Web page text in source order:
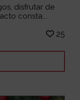
disfrutar de
consta...
25